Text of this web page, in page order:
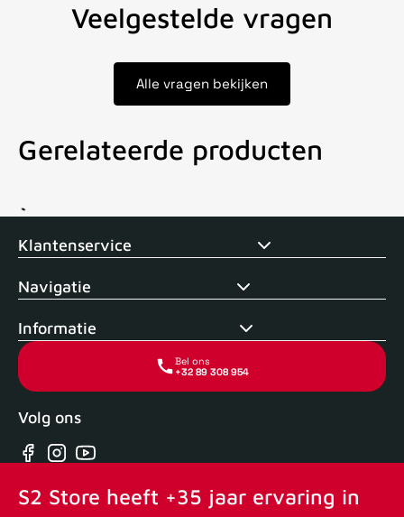
Veelgestelde vragen
Alle vragen bekijken
Gerelateerde producten
Voor 15uur besteld, zelfde dag verstuurd Echte winkel +35
Klantenservice
Navigatie
Informatie
Bel ons
+32 89 308 954
Volg ons
Facebook
Instagram
YouTube
S2 Store heeft +35 jaar ervaring in